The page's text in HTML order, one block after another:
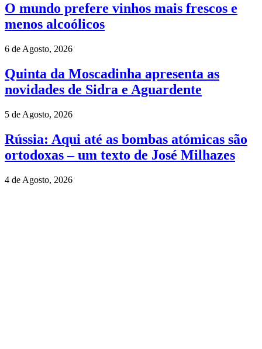
O mundo prefere vinhos mais frescos e
menos alcoólicos
6 de Agosto, 2026
Quinta da Moscadinha apresenta as
novidades de Sidra e Aguardente
5 de Agosto, 2026
Rússia: Aqui até as bombas atómicas são
ortodoxas – um texto de José Milhazes
4 de Agosto, 2026